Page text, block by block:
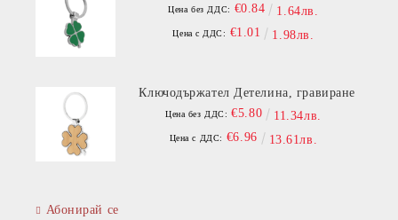
Цена без ДДС: €0.84 1.64лв.
Цена с ДДС: €1.01 1.98лв.
Ключодържател Детелина, гравиране
Цена без ДДС: €5.80 11.34лв.
Цена с ДДС: €6.96 13.61лв.
Абонирай се